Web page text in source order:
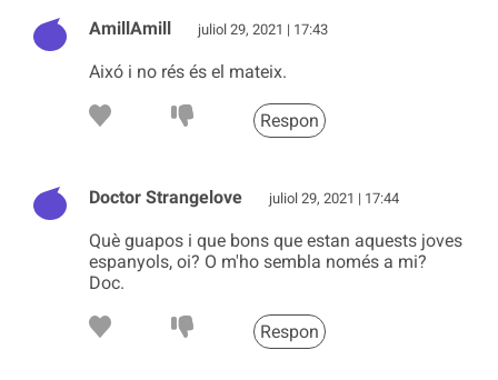
AmillAmill juliol 29, 2021 | 17:43
Aixó i no rés és el mateix.
Respon
Doctor Strangelove juliol 29, 2021 | 17:44
Què guapos i que bons que estan aquests joves
espanyols, oi? O m'ho sembla només a mi?
Doc.
Respon